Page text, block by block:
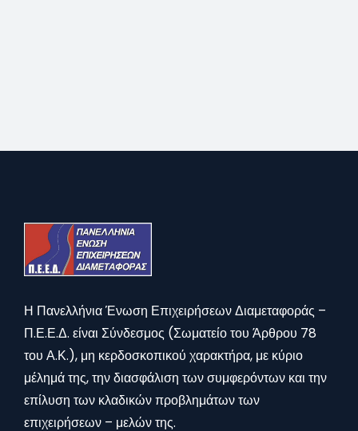
Η Πανελλήνια Ένωση Επιχειρήσεων Διαμεταφοράς –
Π.Ε.Ε.Δ. είναι Σύνδεσμος (Σωματείο του Άρθρου 78
του Α.Κ.), μη κερδοσκοπικού χαρακτήρα, με κύριο
μέλημά της, την διασφάλιση των συμφερόντων και την
επίλυση των κλαδικών προβλημάτων των
επιχειρήσεων – μελών της.